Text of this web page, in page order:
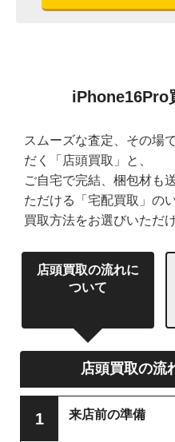
iPhone16Pro
スムーズな査定、その場
だく「店頭買取」と、
ご自宅で完結、梱包材も
ただける「宅配買取」の
買取方法をお選びいただけ
店頭買取の流れに
ついて
店頭買取の流
来店前の準備